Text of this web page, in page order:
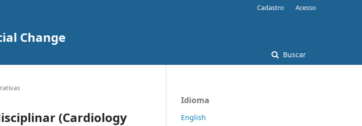
Change
Buscar
Cadastro Acesso
(Cardiology
Idioma
English